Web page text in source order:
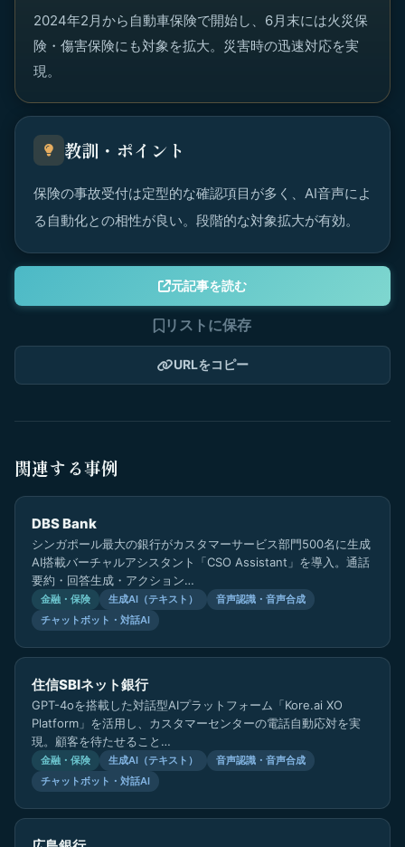
2024年2月から自動車保険で開始し、6月末には火災保
険・傷害保険にも対象を拡大。災害時の迅速対応を実
現。
教訓・ポイント
保険の事故受付は定型的な確認項目が多く、AI音声によ
る自動化との相性が良い。段階的な対象拡大が有効。
元記事を読む
リストに保存
URLをコピー
関連する事例
DBS Bank
シンガポール最大の銀行がカスタマーサービス部門500名に生成
AI搭載バーチャルアシスタント「CSO Assistant」を導入。通話
要約・回答生成・アクション…
金融・保険 生成AI（テキスト）
音声認識・音声合成
チャットボット・対話AI
住信SBIネット銀行
GPT-4oを搭載した対話型AIプラットフォーム「Kore.ai XO
Platform」を活用し、カスタマーセンターの電話自動応対を実
現。顧客を待たせること…
金融・保険 生成AI（テキスト）
音声認識・音声合成
チャットボット・対話AI